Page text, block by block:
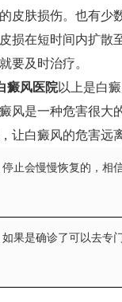
皮肤损伤。也有少
损在短时间内扩散
要及时治疗。
癜风医院以上是白
风是一种危害很大
让白癜风的危害远
停止会慢慢恢复的，相
如果是确诊了可以去专